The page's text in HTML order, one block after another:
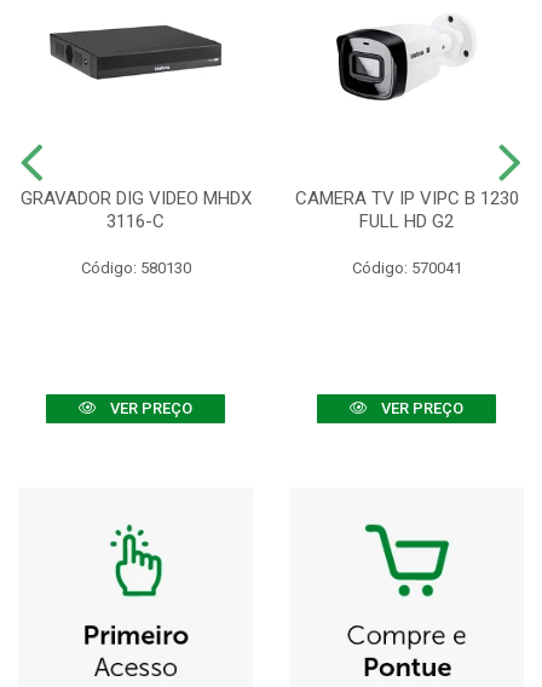
GRAVADOR DIG VIDEO MHDX
3116-C
Código: 580130
VER PREÇO
CAMERA TV IP VIPC B 1230
FULL HD G2
Código: 570041
VER PREÇO